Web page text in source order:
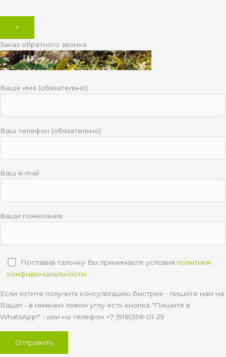
×
Заказ обратного звонка
Ваше имя (обязательно)
Ваш телефон (обязательно)
Ваш e-mail
Ваши пожелания
Поставив галочку Вы принимаете условия политики
конфиденциальности
Если хотите получить консультацию быстрее - пишите нам на
Вацап - в нижнем левом углу есть кнопка "Пишите в
WhatsApp!" - или на телефон +7 (918)358-01-29